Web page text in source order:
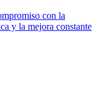
con la
y la mejora constante